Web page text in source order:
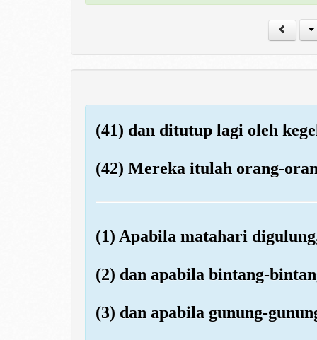
(41) dan ditutup lagi oleh
(42) Mereka itulah orang-
(1) Apabila matahari
(2) dan apabila bintang-
(3) dan apabila gunung-